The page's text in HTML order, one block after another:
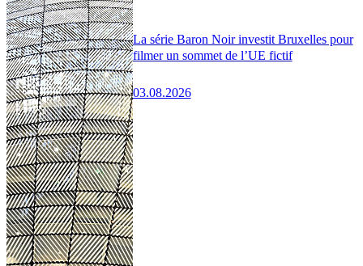
La série Baron Noir investit Bruxelles pour
filmer un sommet de l’UE fictif
03.08.2026